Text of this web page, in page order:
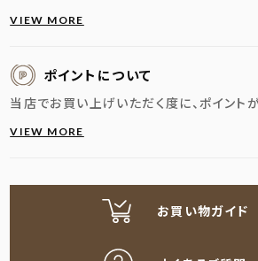
VIEW MORE
ポイントについて
当店でお買い上げいただく度に、ポイント
VIEW MORE
お買い物ガイド